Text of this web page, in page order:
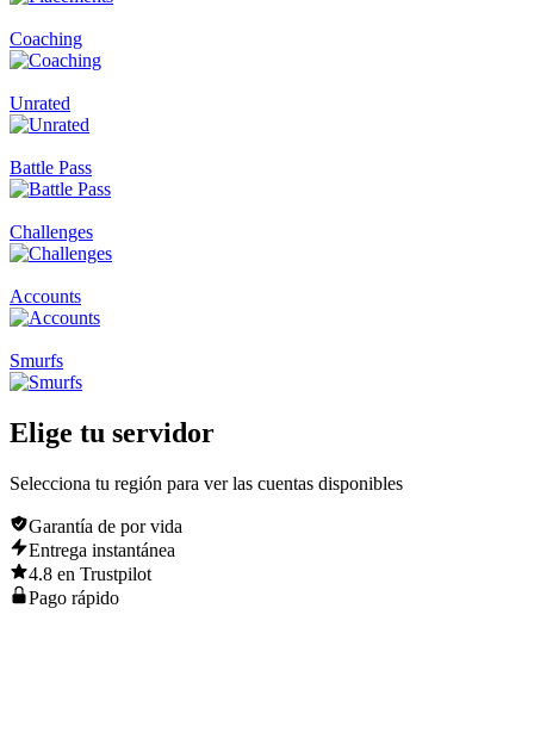
Coaching
Unrated
Battle Pass
Challenges
Accounts
Smurfs
Elige tu servidor
Selecciona tu región para ver las cuentas disponibles
Garantía de por vida
Entrega instantánea
4.8 en Trustpilot
Pago rápido